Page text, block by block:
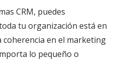
CRM, puedes
tu organización está en
coherencia en el marketing
lo pequeño o